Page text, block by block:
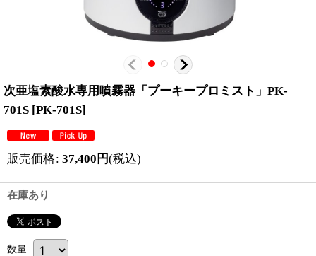
次亜塩素酸水専用噴霧器「プーキープロミスト」PK-
701S [PK-701S]
販売価格: 37,400 円(税込)
在庫あり
数量: